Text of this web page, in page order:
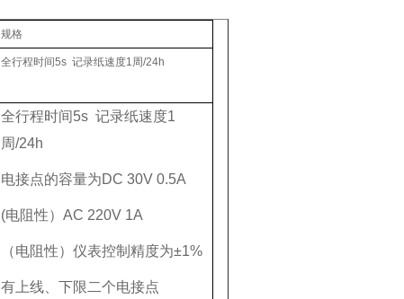
规格
全行程时间5s 记录纸速度1周/24h
全行程时间5s 记录纸速度1
周/24h
电接点的容量为DC 30V 0.5A
(电阻性）AC 220V 1A
（电阻性）仪表控制精度为±1%
有上线、下限二个电接点